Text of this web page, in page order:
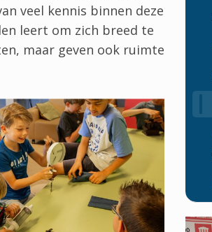
veel kennis binnen deze
leert om zich breed te
maar geven ook ruimte